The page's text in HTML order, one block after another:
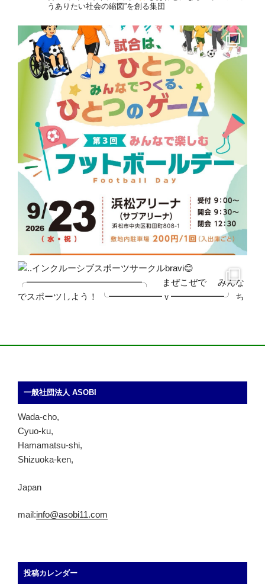
うありたい社会の縮図”を創る集団
一般社団法人 ASOBI
Wada-cho,
Cyuo-ku,
Hamamatsu-shi,
Shizuoka-ken,
Japan
mail:info@asobi11.com
投稿カレンダー